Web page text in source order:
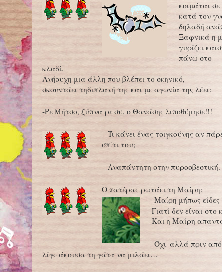
κοιμάται
κατά τον
δηλαδή
Ξαφνικά η
γυρίζει και
πάνω στο
κλαδί.
Ανήσυχη μια άλλη που βλέπει το σκηνικό,
σκουντάει τηδιπλανή της και με αγωνία της λέει:
-Ρε Μήτσο, ξύπνα ρε συ, ο Θανάσης λιποθύμησε!!!
– Τι κάνει ένας τσιγκούνης αν
σπίτι του;
– Αναπάντητη στην πυροσβεστική.
O πατέρας ρωτάει τη Μαίρη:
-Μαίρη μήπως
Γιατί δεν είναι στο
Και η Μαίρη
-Όχι, αλλά πριν από
λίγο άκουσα τη γάτα να μιλάει…